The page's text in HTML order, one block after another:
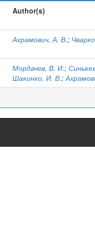
Author(s)
Ахрамович, А. В.;
Мордачев, В. И.;
Шакинко, И. В.;